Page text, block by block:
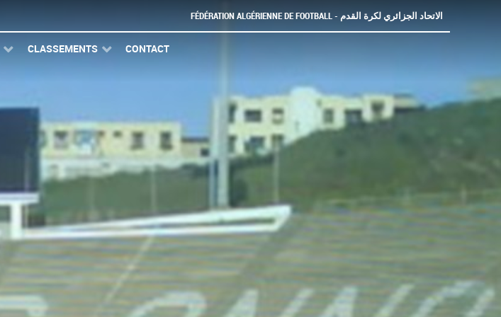
FÉDÉRATION ALGÉRIENNE DE FOOTBALL - الاتحاد الجزائري لكرة القدم
CLASSEMENTS CONTACT